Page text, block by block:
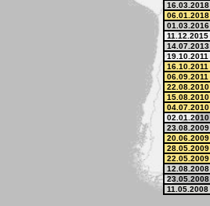
16.03.2018
06.01.2018
01.03.2016
11.12.2015
14.07.2013
19.10.2011
16.10.2011
06.09.2011
22.08.2010
15.08.2010
04.07.2010
02.01.2010
23.08.2009
20.06.2009
28.05.2009
22.05.2009
12.08.2008
23.05.2008
11.05.2008